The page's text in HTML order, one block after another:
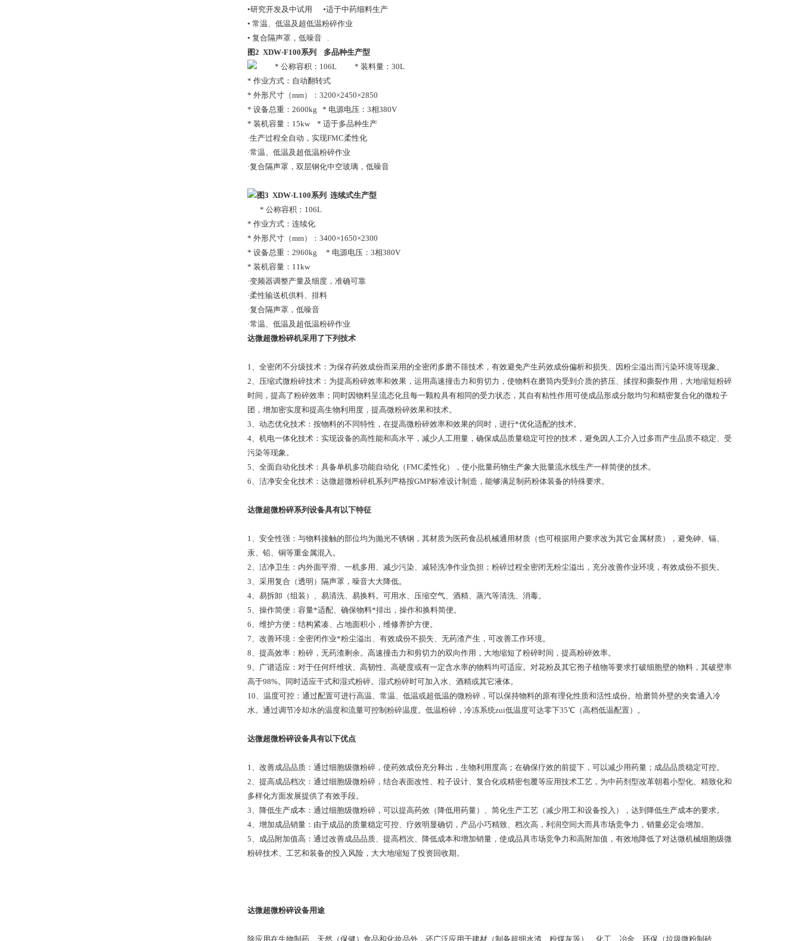
•研究开发及中试用 •适于中药细料生产
• 常温、低温及超低温粉碎作业
• 复合隔声罩，低噪音 .
图2 XDW-F100系列 多品种生产型
* 公称容积：106L * 装料量：30L
* 作业方式：自动翻转式
* 外形尺寸（mm）：3200×2450×2850
* 设备总重：2600kg * 电源电压：3相380V
* 装机容量：15kw * 适于多品种生产
·生产过程全自动，实现FMC柔性化
·常温、低温及超低温粉碎作业
·复合隔声罩，双层钢化中空玻璃，低噪音
图3 XDW-L100系列 连续式生产型
* 公称容积：106L
* 作业方式：连续化
* 外形尺寸（mm）：3400×1650×2300
* 设备总重：2960kg * 电源电压：3相380V
* 装机容量：11kw
·变频器调整产量及细度，准确可靠
·柔性输送机供料、排料
·复合隔声罩，低噪音
·常温、低温及超低温粉碎作业
达微超微粉碎机采用了下列技术
1、全密闭不分级技术：为保存药效成份而采用的全密闭多磨不筛技术，有效避免产生药效成份偏析和损失、因粉尘溢出而污染环境等现象。
2、压缩式微粉碎技术：为提高粉碎效率和效果，运用高速撞击力和剪切力，使物料在磨筒内受到介质的挤压、揉捏和撕裂作用，大地缩短粉碎
时间，提高了粉碎效率；同时因物料呈流态化且每一颗粒具有相同的受力状态，其自有粘性作用可使成品形成分散均匀和精密复合化的微粒子
团，增加密实度和提高生物利用度，提高微粉碎效果和技术。
3、动态优化技术：按物料的不同特性，在提高微粉碎效率和效果的同时，进行*优化适配的技术。
4、机电一体化技术：实现设备的高性能和高水平，减少人工用量，确保成品质量稳定可控的技术，避免因人工介入过多而产生品质不稳定、受
污染等现象。
5、全面自动化技术：具备单机多功能自动化（FMC柔性化），使小批量药物生产象大批量流水线生产一样简便的技术。
6、洁净安全化技术：达微超微粉碎机系列严格按GMP标准设计制造，能够满足制药粉体装备的特殊要求。
达微超微粉碎系列设备具有以下特征
1、安全性强：与物料接触的部位均为抛光不锈钢，其材质为医药食品机械通用材质（也可根据用户要求改为其它金属材质），避免砷、镉、
汞、铅、铜等重金属混入。
2、洁净卫生：内外面平滑、一机多用、减少污染、减轻洗净作业负担；粉碎过程全密闭无粉尘溢出，充分改善作业环境，有效成份不损失。
3、采用复合（透明）隔声罩，噪音大大降低。
4、易拆卸（组装）、易清洗、易换料。可用水、压缩空气、酒精、蒸汽等清洗、消毒。
5、操作简便：容量*适配、确保物料*排出，操作和换料简便。
6、维护方便：结构紧凑、占地面积小，维修养护方便。
7、改善环境：全密闭作业*粉尘溢出、有效成份不损失、无药渣产生，可改善工作环境。
8、提高效率：粉碎，无药渣剩余。高速撞击力和剪切力的双向作用，大地缩短了粉碎时间，提高粉碎效率。
9、广谱适应：对于任何纤维状、高韧性、高硬度或有一定含水率的物料均可适应。对花粉及其它孢子植物等要求打破细胞壁的物料，其破壁率
高于98%。同时适应干式和湿式粉碎。湿式粉碎时可加入水、酒精或其它液体。
10、温度可控：通过配置可进行高温、常温、低温或超低温的微粉碎，可以保持物料的原有理化性质和活性成份。给磨筒外壁的夹套通入冷
水。通过调节冷却水的温度和流量可控制粉碎温度。低温粉碎，冷冻系统zui低温度可达零下35℃（高档低温配置）。
达微超微粉碎设备具有以下优点
1、改善成品品质：通过细胞级微粉碎，使药效成份充分释出，生物利用度高；在确保疗效的前提下，可以减少用药量；成品品质稳定可控。
2、提高成品档次：通过细胞级微粉碎，结合表面改性、粒子设计、复合化或精密包覆等应用技术工艺，为中药剂型改革朝着小型化、精致化和
多样化方面发展提供了有效手段。
3、降低生产成本：通过细胞级微粉碎，可以提高药效（降低用药量）、简化生产工艺（减少用工和设备投入），达到降低生产成本的要求。
4、增加成品销量：由于成品的质量稳定可控、疗效明显确切，产品小巧精致、档次高，利润空间大而具市场竞争力，销量必定会增加。
5、成品附加值高：通过改善成品品质、提高档次、降低成本和增加销量，使成品具市场竞争力和高附加值，有效地降低了对达微机械细胞级微
粉碎技术、工艺和装备的投入风险，大大地缩短了投资回收期。
达微超微粉碎设备用途
除应用在生物制药、天然（保健）食品和化妆品外，还广泛应用于建材（制备超细水渣、粉煤灰等）、化工、冶金、环保（垃圾微粉制砖